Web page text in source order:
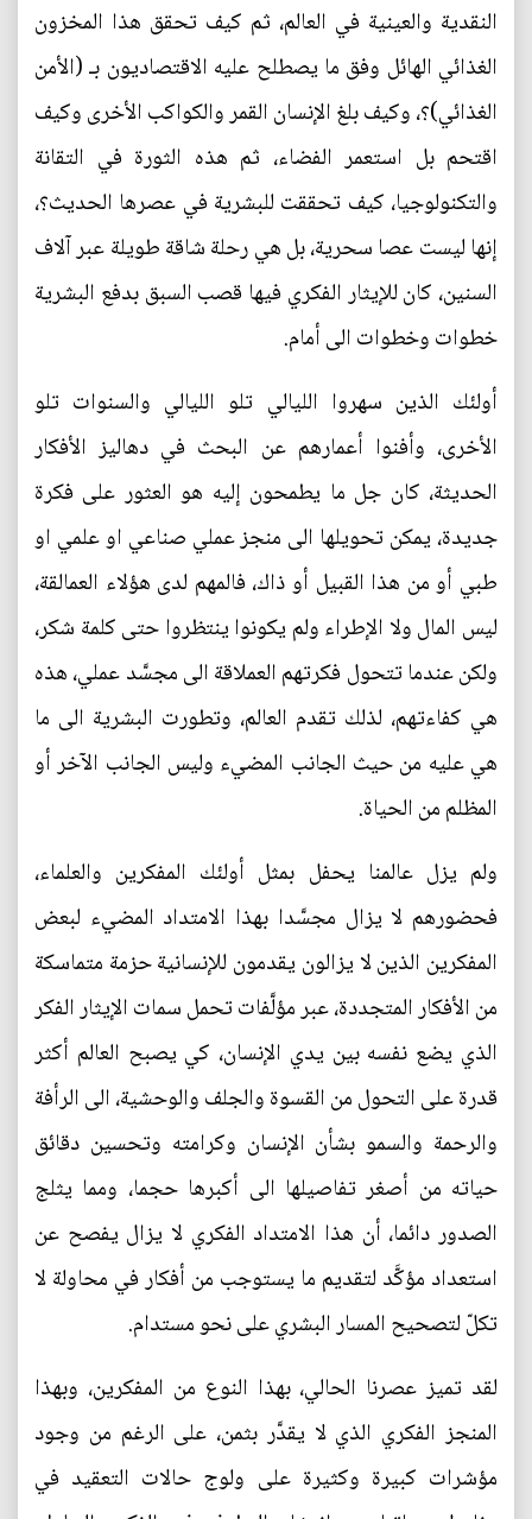
النقدية والعينية في العالم، ثم كيف تحقق هذا المخزون
الغذائي الهائل وفق ما يصطلح عليه الاقتصاديون بـ (الأمن
الغذائي)؟، وكيف بلغ الإنسان القمر والكواكب الأخرى وكيف
اقتحم بل استعمر الفضاء، ثم هذه الثورة في التقانة
والتكنولوجيا، كيف تحققت للبشرية في عصرها الحديث؟،
إنها ليست عصا سحرية، بل هي رحلة شاقة طويلة عبر آلاف
السنين، كان للإيثار الفكري فيها قصب السبق بدفع البشرية
خطوات وخطوات الى أمام.
أولئك الذين سهروا الليالي تلو الليالي والسنوات تلو
الأخرى، وأفنوا أعمارهم عن البحث في دهاليز الأفكار
الحديثة، كان جل ما يطمحون إليه هو العثور على فكرة
جديدة، يمكن تحويلها الى منجز عملي صناعي او علمي او
طبي أو من هذا القبيل أو ذاك، فالمهم لدى هؤلاء العمالقة،
ليس المال ولا الإطراء ولم يكونوا ينتظروا حتى كلمة شكر،
ولكن عندما تتحول فكرتهم العملاقة الى مجسَّد عملي، هذه
هي كفاءتهم، لذلك تقدم العالم، وتطورت البشرية الى ما
هي عليه من حيث الجانب المضيء وليس الجانب الآخر أو
المظلم من الحياة.
ولم يزل عالمنا يحفل بمثل أولئك المفكرين والعلماء،
فحضورهم لا يزال مجسَّدا بهذا الامتداد المضيء لبعض
المفكرين الذين لا يزالون يقدمون للإنسانية حزمة متماسكة
من الأفكار المتجددة، عبر مؤلَّفات تحمل سمات الإيثار الفكر
الذي يضع نفسه بين يدي الإنسان، كي يصبح العالم أكثر
قدرة على التحول من القسوة والجلف والوحشية، الى الرأفة
والرحمة والسمو بشأن الإنسان وكرامته وتحسين دقائق
حياته من أصغر تفاصيلها الى أكبرها حجما، ومما يثلج
الصدور دائما، أن هذا الامتداد الفكري لا يزال يفصح عن
استعداد مؤكَّد لتقديم ما يستوجب من أفكار في محاولة لا
تكلّ لتصحيح المسار البشري على نحو مستدام.
لقد تميز عصرنا الحالي، بهذا النوع من المفكرين، وبهذا
المنجز الفكري الذي لا يقدَّر بثمن، على الرغم من وجود
مؤشرات كبيرة وكثيرة على ولوج حالات التعقيد في